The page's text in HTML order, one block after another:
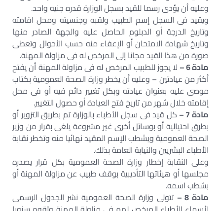
وعليه أن يؤدى رسما للقيد بسجل الوزارة قدره جنيه واحد.
ويقيد فى السجل إسم الطبيب ولقبه وجنسيته ومحل اقامته
وتاريخ الدرجة أو الدبلوم الحاصل عليه والجهة الصادر منها
وتاريخ شهادة الامتحان أو الإعفاء منه حسب الأحوال وتعطى
صورة من هذا القيد مجانا إلى المرخص له فى مزاولة المهنة.
مادة 6 –
لا يجوز للطبيب المرخص له فى مزاولة المهنة أن يفتح
أكثر من عيادتين – وعليه أن يخطر وزارة الصحة العمومية بكتاب
موصى عليه بعنوان عيادته وبكل تغيير دائم فيه أو فى محل
إقامته خلال شهر من تاريخ فتح العيادة أو حصول التغيير.
مادة 7 –
كل قيد فى سجل الأطباء بالوزارة تم بطريق التزوير أو
بطرق احتيالية أو بوسائل أخرى غير مشروعة يلغى بقرار من وزير
الصحة العمومية ويشطب الإسم المقيد نهائيا منه وتخطر نقابة
الأطباء البشريين والنيابة العامة بذلك.
وعلى النقابة إخطار وزارة الصحة العمومية بكل قرار يصدره
مجلسها أو هيئاتها التأديبية بوقف طبيب عن مزاولة المهنة أو
بشطب اسمه.
مادة 8 –
تتولى وزارة الصحة العمومية نشر الجدول الرسمى